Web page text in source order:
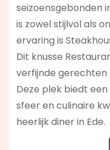
seizoensgebonden
is zowel stijlvol als
ervaring is
Dit knusse
verfijnde gerechten
Deze plek biedt
sfeer en culinaire
heerlijk diner in Ede.